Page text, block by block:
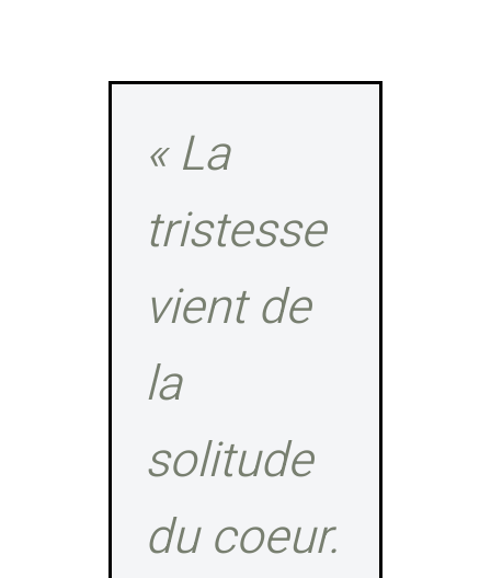
« La
tristesse
vient de
la
solitude
du coeur.